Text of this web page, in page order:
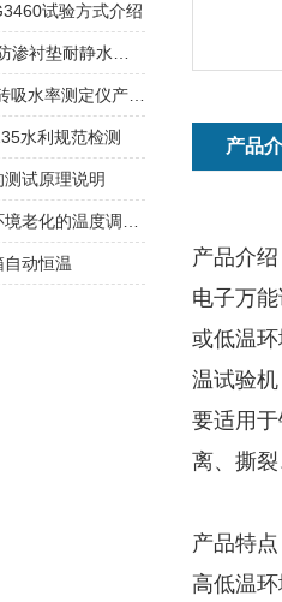
产品
产品介
电子万
或低温
温试验
要适用
离、撕
产品特
高低温
试验方式介绍
水利规范检测
试原理说明
动恒温